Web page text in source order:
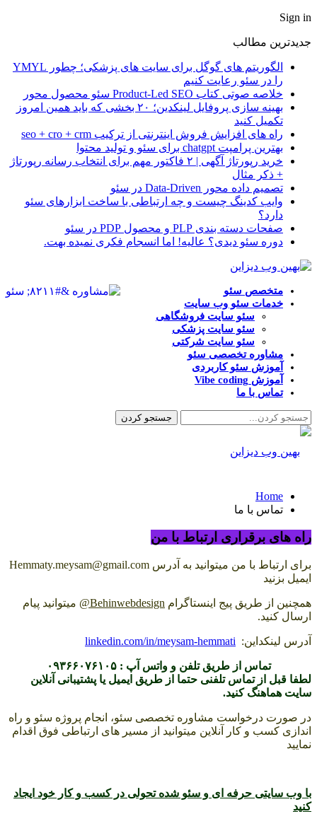
Sign in
جدیدترین مطالب
الگوریتم های گوگل برای سایت های پزشکی؛ چطور YMYL
را در سئو رعایت کنیم
خلاصه صوتی کتاب Product-Led SEO سئو محصول‌ محور
بهینه سازی پروفایل لینکدین؛ ۲۰ بخشی که باید همین امروز
تکمیل کنید
راه های افزایش فروش اینترنتی از ترکیب seo + cro + crm
بهترین پرامپت chatgpt برای سئو و تولید محتوا
خرید رپورتاژ آگهی | ۲ فاکتور مهم برای انتخاب رسانه رپورتاژ
+ ذکر مثال
تصمیم داده محور Data-Driven در سئو
وایب کدینگ چیست و چه ارتباطی با ساخت ابزارهای سئو
دارد؟
صفحات دسته بندی PLP و محصول PDP در سئو
دوره سئو دیدی؟ عالیه! اما انسجام فکری نمیده بهت.
متخصص سئو
خدمات سئو وب سایت
سئو سایت فروشگاهی
سئو سایت پزشکی
سئو سایت شرکتی
مشاوره تخصصی سئو
آموزش سئو کاربردی
آموزش Vibe coding
تماس با ما
Home
تماس با ما
راه های برقراری ارتباط با من
برای ارتباط با من میتوانید به آدرس Hemmaty.meysam@gmail.com
ایمیل بزنید
همچنین از طریق پیج اینستاگرام Behinwebdesign@
میتوانید پیام
ارسال کنید.
آدرس لینکداین: linkedin.com/in/meysam-hemmati
تماس از طریق تلفن و واتس آپ : ۰۹۳۶۶۰۷۶۱۰۵
لطفا قبل از تماس تلفنی حتما از طریق ایمیل یا پشتیبانی آنلاین
سایت هماهنگ کنید.
در صورت درخواست مشاوره تخصصی سئو، انجام پروژه سئو و راه
اندازی کسب و کار آنلاین میتوانید از مسیر های ارتباطی فوق اقدام
نمایید
با وب سایتی حرفه ای و سئو شده تحولی در کسب و کار خود ایجاد
کنید